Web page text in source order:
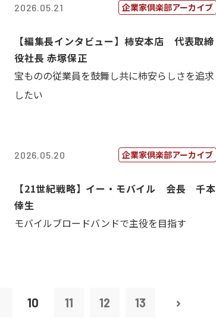
2026.05.21 企業家倶楽部アーカイブ
【編集長インタビュー】柿安本店 代表取締
役社長 赤塚保正
宝ものの従業員を鼓舞し共に柿安らしさを追求
したい
2026.05.20 企業家倶楽部アーカイブ
【21世紀戦略】イー・モバイル 会長 千本
倖生
モバイルブロードバンドで主役を目指す
10 11 12 13